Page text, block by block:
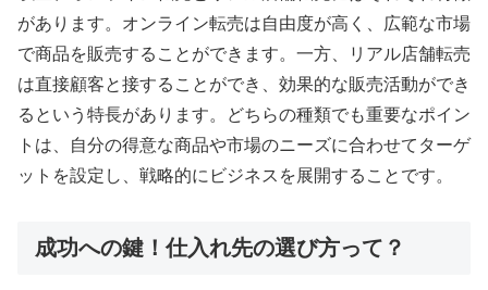
があります。オンライン転売は自由度が高く、広範な市場
で商品を販売することができます。一方、リアル店舗転売
は直接顧客と接することができ、効果的な販売活動ができ
るという特長があります。どちらの種類でも重要なポイン
トは、自分の得意な商品や市場のニーズに合わせてターゲ
ットを設定し、戦略的にビジネスを展開することです。
成功への鍵！仕入れ先の選び方って？